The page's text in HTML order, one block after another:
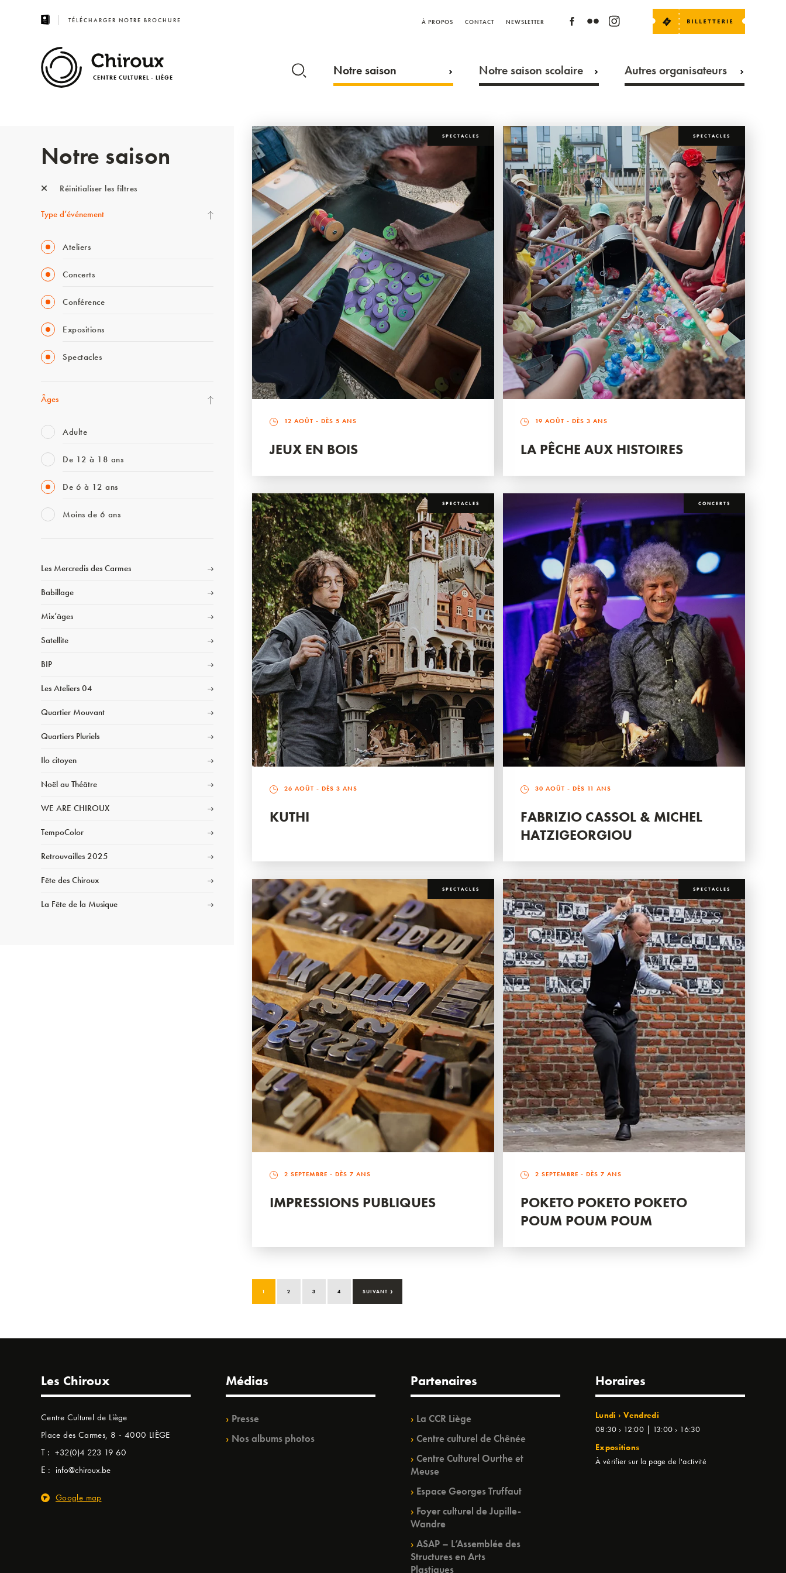
TÉLÉCHARGER NOTRE BROCHURE À PROPOS CONTACT NEWSLETTER
CENTRE CULTUREL - LIÈGE Notre saison Notre saison scolaire Autres organisateurs
Notre saison
Réinitialiser les filtres
Type d’événement
Ateliers
Concerts
Conférence
Expositions
Spectacles
Âges
Adulte
De 12 à 18 ans
De 6 à 12 ans
Moins de 6 ans
Les Mercredis des Carmes
Babillage
Mix’âges
Satellite
BIP
Les Ateliers 04
Quartier Mouvant
Quartiers Pluriels
Ilo citoyen
Noël au Théâtre
WE ARE CHIROUX
TempoColor
Retrouvailles 2025
Fête des Chiroux
La Fête de la Musique
SPECTACLES
12 AOÛT - DÈS 5 ANS
JEUX EN BOIS
SPECTACLES
19 AOÛT - DÈS 3 ANS
LA PÊCHE AUX HISTOIRES
SPECTACLES
26 AOÛT - DÈS 3 ANS
KUTHI
CONCERTS
30 AOÛT - DÈS 11 ANS
FABRIZIO CASSOL & MICHEL
HATZIGEORGIOU
SPECTACLES
2 SEPTEMBRE - DÈS 7 ANS
IMPRESSIONS PUBLIQUES
SPECTACLES
2 SEPTEMBRE - DÈS 7 ANS
POKETO POKETO POKETO
POUM POUM POUM
1 2 3 4 SUIVANT ›
Les Chiroux
Centre Culturel de Liège
Place des Carmes, 8 - 4000 LIÈGE
T : +32(0)4 223 19 60
E : info@chiroux.be
Google map
Médias
Presse
Nos albums photos
Partenaires
La CCR Liège
Centre culturel de Chênée
Centre Culturel Ourthe et
Meuse
Espace Georges Truffaut
Foyer culturel de Jupille-
Wandre
ASAP – L’Assemblée des
Structures en Arts
Plastiques
Horaires
Lundi › Vendredi
08:30 › 12:00 | 13:00 › 16:30
Expositions
À vérifier sur la page de l'activité